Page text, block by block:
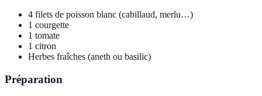
4 filets de poisson blanc (cabillaud, merlu…)
1 courgette
1 tomate
1 citron
Herbes fraîches (aneth ou basilic)
Préparation